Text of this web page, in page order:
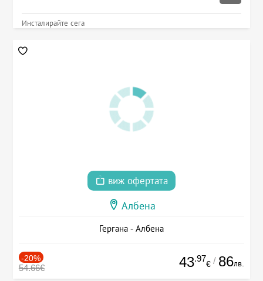
Инсталирайте сега
виж офертата
Албена
Гергана - Албена
-20%
54.66€ 43.97
€ / 86лв.